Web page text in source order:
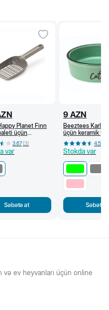
Planet Finn
üçün
boz
3.67(3)
var
Səbətə at
9 AZN
Beeztees Karlie
üçün keramik
250 ml (Yaşıl)
4.5
Stokda var
Səbətə
və ev heyvanları üçün online